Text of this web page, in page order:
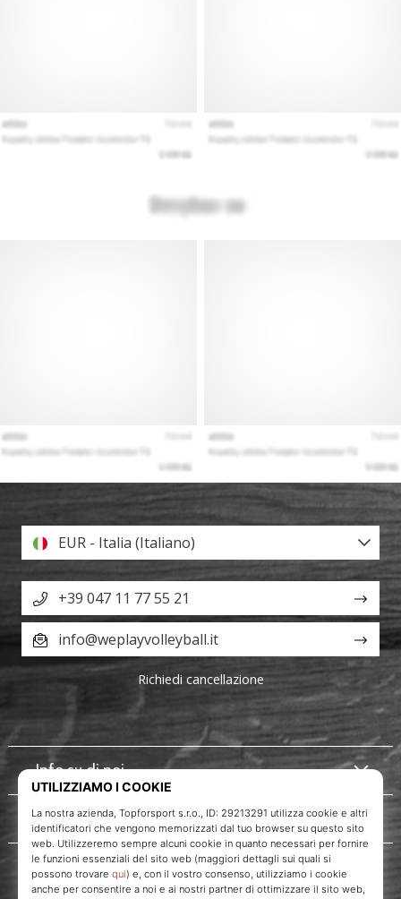
Info su di noi
Servizio clienti
EUR - Italia (Italiano)
+39 047 11 77 55 21
info@weplayvolleyball.it
Richiedi cancellazione